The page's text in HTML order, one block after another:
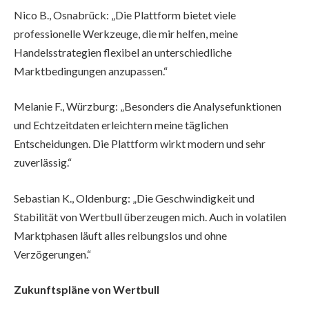
Nico B., Osnabrück: „Die Plattform bietet viele
professionelle Werkzeuge, die mir helfen, meine
Handelsstrategien flexibel an unterschiedliche
Marktbedingungen anzupassen.“
Melanie F., Würzburg: „Besonders die Analysefunktionen
und Echtzeitdaten erleichtern meine täglichen
Entscheidungen. Die Plattform wirkt modern und sehr
zuverlässig.“
Sebastian K., Oldenburg: „Die Geschwindigkeit und
Stabilität von Wertbull überzeugen mich. Auch in volatilen
Marktphasen läuft alles reibungslos und ohne
Verzögerungen.“
Zukunftspläne von Wertbull